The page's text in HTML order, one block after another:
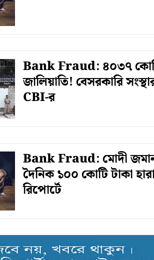
Bank Fraud: ৪০৩৭ কোটি
জালিয়াতি! বেসরকারি
CBI-র
Bank Fraud: মোদী
দৈনিক ১০০ কোটি টাকা
রিপোর্টে